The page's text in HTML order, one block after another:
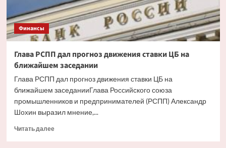
Финансы
Глава РСПП дал прогноз движения ставки ЦБ на
ближайшем заседании
Глава РСПП дал прогноз движения ставки ЦБ на
ближайшем заседанииГлава Российского союза
промышленников и предпринимателей (РСПП) Александр
Шохин выразил мнение,...
Читать далееПрочитать